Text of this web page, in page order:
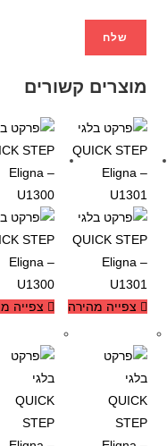
מוצרים קשורים
צפייה
צפייה מהירה